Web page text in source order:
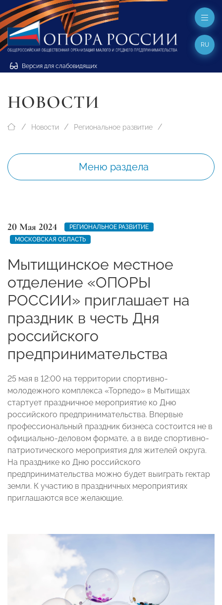
Версия для слабовидящих
RU
НОВОСТИ
Новости Региональное развитие
Меню раздела
20 Мая 2024
РЕГИОНАЛЬНОЕ РАЗВИТИЕ
МОСКОВСКАЯ ОБЛАСТЬ
Мытищинское местное
отделение «ОПОРЫ
РОССИИ» приглашает на
праздник в честь Дня
российского
предпринимательства
25 мая в 12:00 на территории спортивно-
молодежного комплекса «Торпедо» в Мытищах
стартует праздничное мероприятие ко Дню
российского предпринимательства. Впервые
профессиональный праздник бизнеса состоится не в
официально-деловом формате, а в виде спортивно-
патриотического мероприятия для жителей округа.
На празднике ко Дню российского
предпринимательства можно будет выиграть гектар
земли. К участию в праздничных мероприятиях
приглашаются все желающие.